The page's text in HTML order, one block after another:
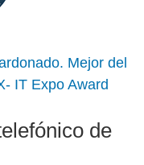
Mejor del
IT Expo Award
de